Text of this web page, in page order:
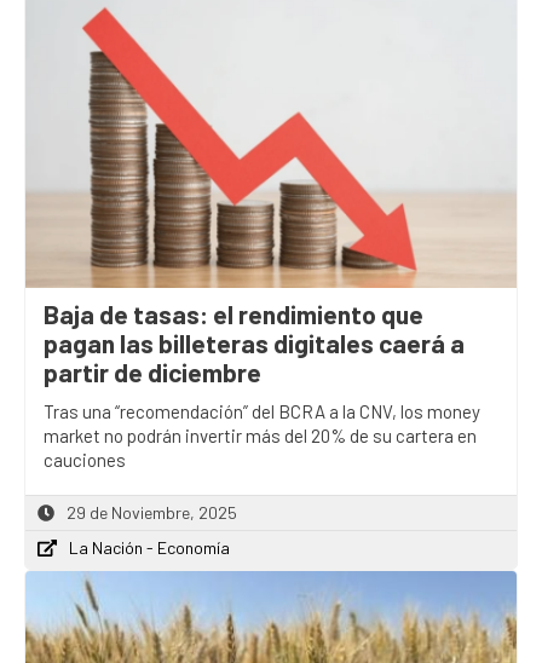
Baja de tasas: el rendimiento que
pagan las billeteras digitales caerá a
partir de diciembre
Tras una “recomendación” del BCRA a la CNV, los money
market no podrán invertir más del 20% de su cartera en
cauciones
29 de Noviembre, 2025
La Nación - Economía